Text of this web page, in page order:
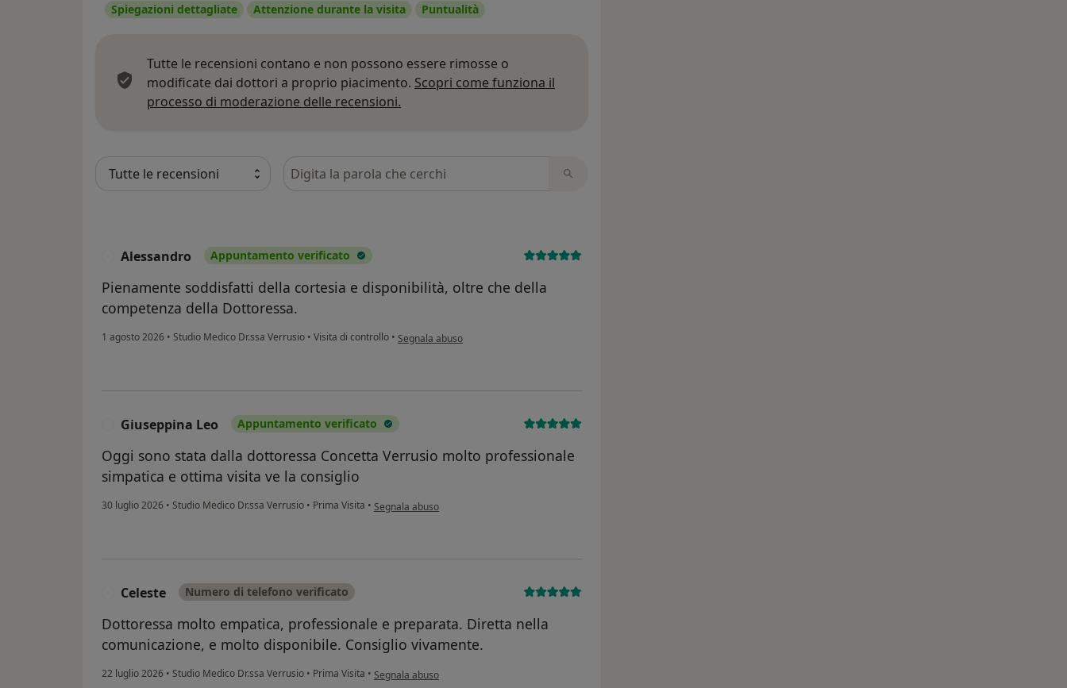
Spiegazioni dettagliate Attenzione durante la visita Puntualità
Tutte le recensioni contano e non possono essere rimosse o
modificate dai dottori a proprio piacimento. Scopri come funziona il
processo di moderazione delle recensioni.
Cerca nelle recensioni
Alessandro Appuntamento verificato
Pienamente soddisfatti della cortesia e disponibilità, oltre che della
competenza della Dottoressa.
1 agosto 2026 • Studio Medico Dr.ssa Verrusio • Visita di controllo • secondo l'opinione dell'utente Alessandro
Segnala abuso
Giuseppina Leo Appuntamento verificato
Oggi sono stata dalla dottoressa Concetta Verrusio molto professionale
simpatica e ottima visita ve la consiglio
30 luglio 2026 • Studio Medico Dr.ssa Verrusio • Prima Visita • secondo l'opinione dell'utente Giuseppina Leo
Segnala abuso
Celeste Numero di telefono verificato
Dottoressa molto empatica, professionale e preparata. Diretta nella
comunicazione, e molto disponibile. Consiglio vivamente.
22 luglio 2026 • Studio Medico Dr.ssa Verrusio • Prima Visita • secondo l'opinione dell'utente Celeste
Segnala abuso